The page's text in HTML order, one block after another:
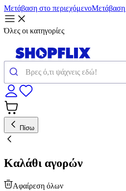
Μετάβαση στο περιεχόμενοΜετάβαση
Όλες οι κατηγορίες
Πίσω
Καλάθι αγορών
Αφαίρεση όλων